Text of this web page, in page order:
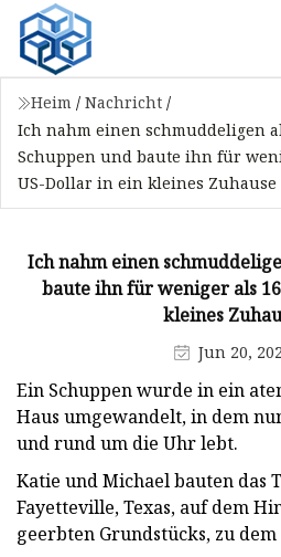
Heim / Nachricht /
Ich nahm einen schmuddeligen
Schuppen und baute ihn für
US-Dollar in ein kleines Zuhause
Ich nahm einen
baute ihn für weniger als
kleines
Jun 20,
Ein Schuppen wurde in ein
Haus umgewandelt, in dem
und rund um die Uhr lebt.
Katie und Michael bauten das
Fayetteville, Texas, auf dem
geerbten Grundstücks, zu